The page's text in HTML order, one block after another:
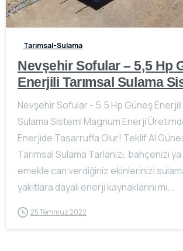
Tarımsal-Sulama
Nevşehir Sofular – 5,5 Hp
Enerjili Tarımsal Sulama
Nevşehir Sofular - 5,5 Hp Güneş Enerjili
Sulama Sistemi Magnum Enerji
Enerjide Tasarrufla Olur! Teklif Al
Tarımsal Sulama Tarlanızı, bahçenizi
emekle can verdiğiniz ekinlerinizi
yakıtlara dayalı enerji kaynaklarını mı...
25 Temmuz 2022